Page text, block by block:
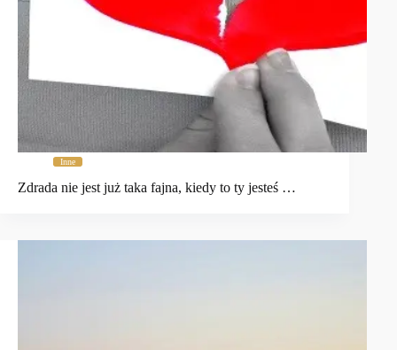
Inne
Zdrada nie jest już taka fajna, kiedy to ty jesteś …